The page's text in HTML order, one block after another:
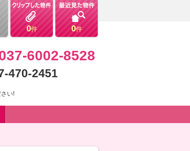
0件 0件
6002-8528
470-2451
い!